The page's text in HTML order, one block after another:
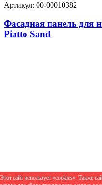
Артикул: 00-00010382
Фасадная панель для
Piatto Sand
Этот сайт использует «cookies». Также